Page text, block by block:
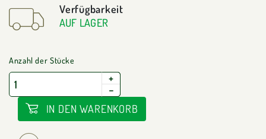
Verfügbarkeit
AUF LAGER
Anzahl der Stücke
+
−
IN DEN WARENKORB